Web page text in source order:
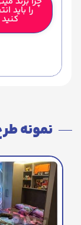
را باید
کنید
نمونه